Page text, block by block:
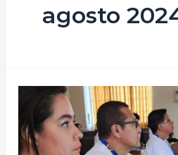
agosto